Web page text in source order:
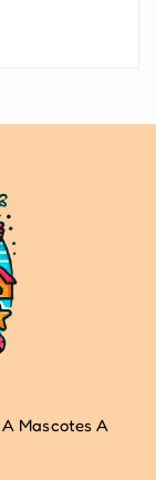
Mascotes A